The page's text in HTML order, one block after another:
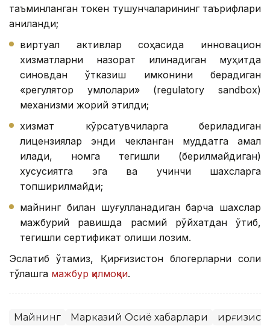
таъминланган токен тушунчаларининг таърифлари
аниқланди;
виртуал активлар соҳасида инновацион
хизматларни назорат қилинадиган муҳитда
синовдан ўтказиш имконини берадиган
«регулятор қумлоқлари» (regulatory sandbox)
механизми жорий этилди;
хизмат кўрсатувчиларга бериладиган
лицензиялар энди чекланган муддатга амал
қилади, номга тегишли (берилмайдиган)
хусусиятга эга ва учинчи шахсларга
топширилмайди;
майнинг билан шуғулланадиган барча шахслар
мажбурий равишда расмий рўйхатдан ўтиб,
тегишли сертификат олиши лозим.
Эслатиб ўтамиз, Қирғизистон блогерларни солиқ
тўлашга мажбур қилмоқчи.
Майнинг Марказий Осиё хабарлари